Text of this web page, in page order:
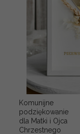
Komunijne
podziękowanie
dla Matki i Ojca
Chrzestnego